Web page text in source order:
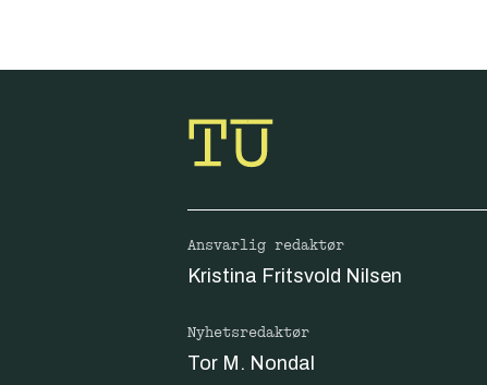
Ansvarlig redaktør
Kristina Fritsvold Nilsen
Nyhetsredaktør
Tor M. Nondal